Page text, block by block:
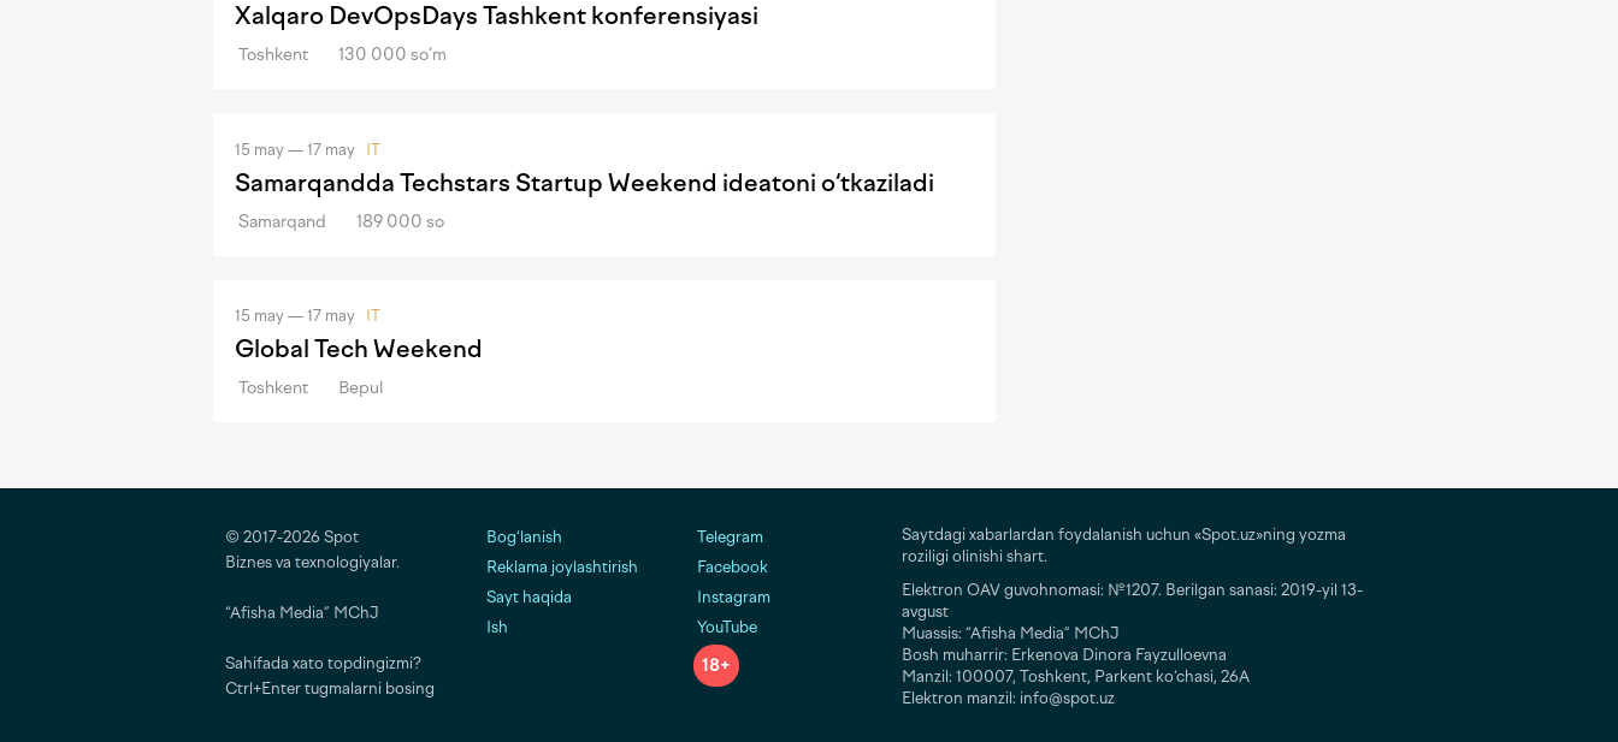
Xalqaro DevOpsDays Tashkent konferensiyasi
Toshkent 130 000 so‘m
15 may — 17 may IT
Samarqandda Techstars Startup Weekend ideatoni o‘tkaziladi
Samarqand 189 000 so
15 may — 17 may IT
Global Tech Weekend
Toshkent Bepul
© 2017-2026 Spot
Biznes va texnologiyalar.
“Afisha Media” MChJ
Sahifada xato topdingizmi?
Ctrl+Enter tugmalarni bosing
Bog‘lanish
Reklama joylashtirish
Sayt haqida
Ish
Telegram
Facebook
Instagram
YouTube
18+
Saytdagi xabarlardan foydalanish uchun «Spot.uz»ning yozma
roziligi olinishi shart.
Elektron OAV guvohnomasi: №1207. Berilgan sanasi: 2019-yil 13-
avgust
Muassis: “Afisha Media” MChJ
Bosh muharrir: Erkenova Dinora Fayzulloevna
Manzil: 100007, Toshkent, Parkent ko‘chasi, 26A
Elektron manzil: info@spot.uz